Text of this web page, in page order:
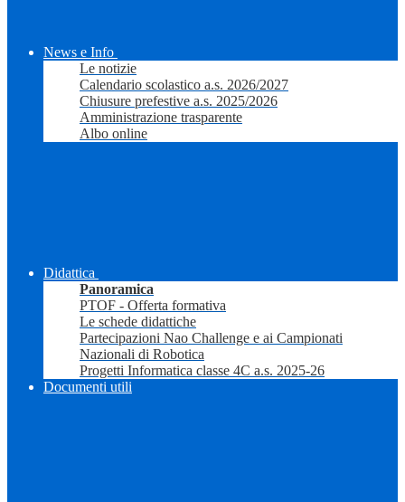
News e Info
Le notizie
Calendario scolastico a.s. 2026/2027
Chiusure prefestive a.s. 2025/2026
Amministrazione trasparente
Albo online
Didattica
Panoramica
PTOF - Offerta formativa
Le schede didattiche
Partecipazioni Nao Challenge e ai Campionati
Nazionali di Robotica
Progetti Informatica classe 4C a.s. 2025-26
Documenti utili